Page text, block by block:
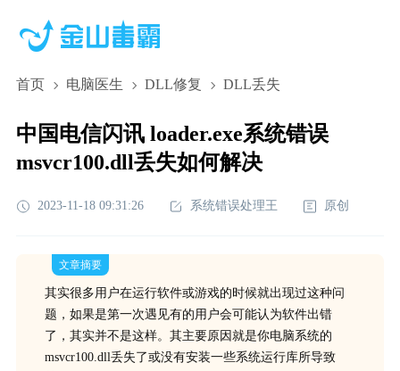
首页 电脑医生 DLL修复 DLL丢失
中国电信闪讯 loader.exe系统错误
msvcr100.dll丢失如何解决
2023-11-18 09:31:26 系统错误处理王 原创
文章摘要
其实很多用户在运行软件或游戏的时候就出现过这种问
题，如果是第一次遇见有的用户会可能认为软件出错
了，其实并不是这样。其主要原因就是你电脑系统的
msvcr100.dll丢失了或没有安装一些系统运行库所导致